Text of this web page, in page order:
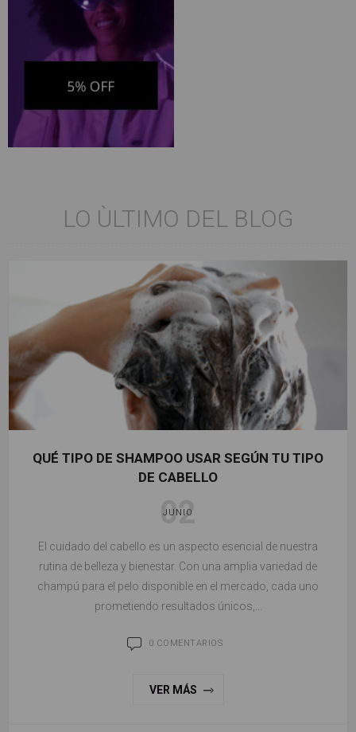
LO ÙLTIMO DEL BLOG
QUÉ TIPO DE SHAMPOO USAR SEGÚN TU TIPO
DE CABELLO
02
JUNIO
El cuidado del cabello es un aspecto esencial de nuestra
rutina de belleza y bienestar. Con una amplia variedad de
champú para el pelo disponible en el mercado, cada uno
prometiendo resultados únicos,...
0 COMENTARIOS
VER MÁS